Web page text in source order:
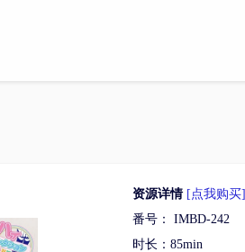
资源详情 [点我购买]
番号： IMBD-242
时长：85min